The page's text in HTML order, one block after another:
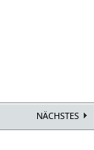
NÄCHSTES